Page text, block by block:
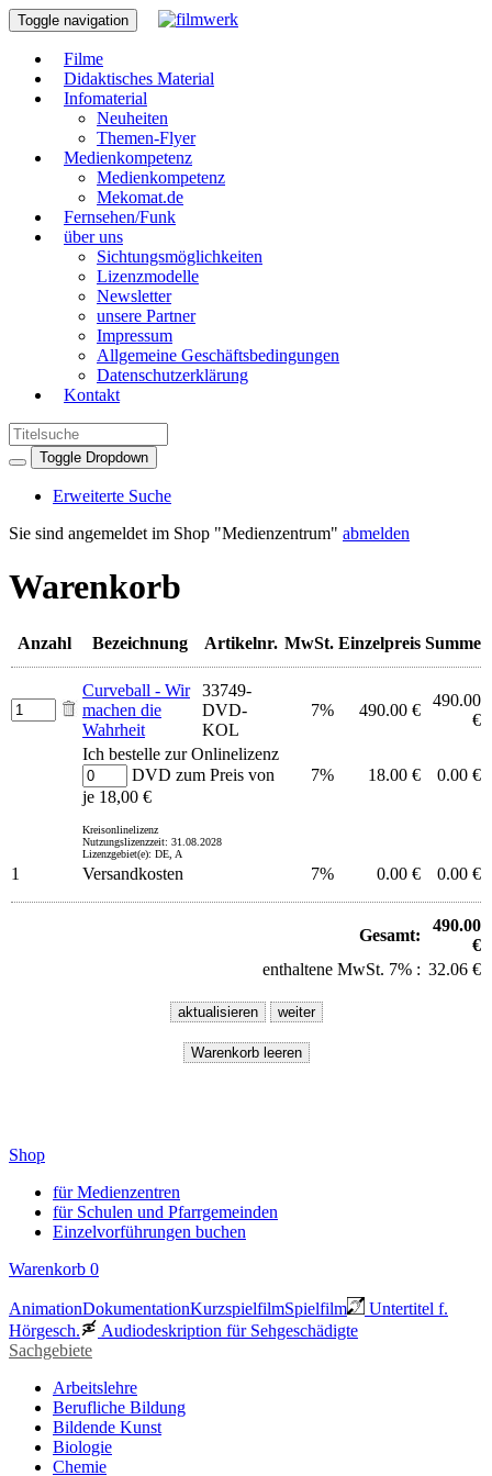
Toggle navigation
Filme
Didaktisches Material
Infomaterial
Neuheiten
Themen-Flyer
Medienkompetenz
Medienkompetenz
Mekomat.de
Fernsehen/Funk
über uns
Sichtungsmöglichkeiten
Lizenzmodelle
Newsletter
unsere Partner
Impressum
Allgemeine Geschäftsbedingungen
Datenschutzerklärung
Kontakt
Toggle Dropdown
Erweiterte Suche
Sie sind angemeldet im Shop "Medienzentrum" abmelden
Warenkorb
Anzahl Bezeichnung Artikelnr. MwSt. Einzelpreis Summe
Curveball - Wir
machen die
Wahrheit
33749-
DVD-
KOL
7% 490.00 €
490.00
€
Ich bestelle zur Onlinelizenz
DVD zum Preis von
je 18,00 €
7% 18.00 € 0.00 €
Kreisonlinelizenz
Nutzungslizenzzeit: 31.08.2028
Lizenzgebiet(e): DE, A
1 Versandkosten 7% 0.00 € 0.00 €
Gesamt:
490.00
€
enthaltene MwSt. 7% : 32.06 €
Shop
für Medienzentren
für Schulen und Pfarrgemeinden
Einzelvorführungen buchen
Warenkorb 0
AnimationDokumentationKurzspielfilmSpielfilm
Untertitel f.
Hörgesch.
Audiodeskription für Sehgeschädigte
Sachgebiete
Arbeitslehre
Berufliche Bildung
Bildende Kunst
Biologie
Chemie